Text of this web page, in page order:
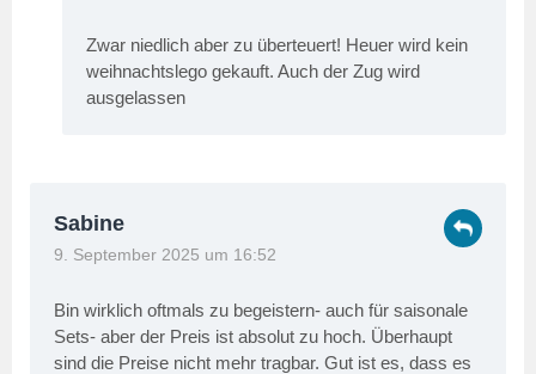
Zwar niedlich aber zu überteuert! Heuer wird kein
weihnachtslego gekauft. Auch der Zug wird
ausgelassen
Sabine
9. September 2025 um 16:52
Bin wirklich oftmals zu begeistern- auch für saisonale
Sets- aber der Preis ist absolut zu hoch. Überhaupt
sind die Preise nicht mehr tragbar. Gut ist es, dass es